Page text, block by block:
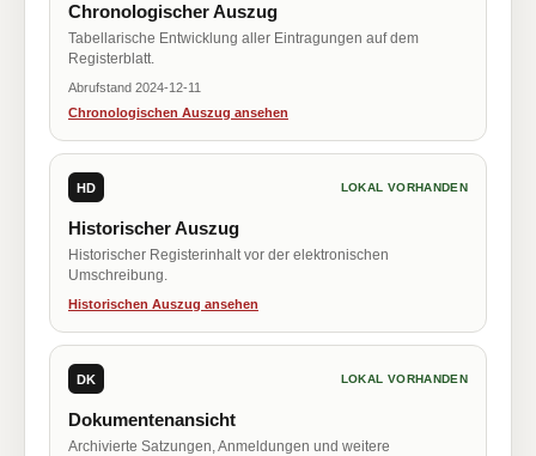
Chronologischer Auszug
Tabellarische Entwicklung aller Eintragungen auf dem
Registerblatt.
Abrufstand 2024-12-11
Chronologischen Auszug ansehen
HD LOKAL VORHANDEN
Historischer Auszug
Historischer Registerinhalt vor der elektronischen
Umschreibung.
Historischen Auszug ansehen
DK LOKAL VORHANDEN
Dokumentenansicht
Archivierte Satzungen, Anmeldungen und weitere